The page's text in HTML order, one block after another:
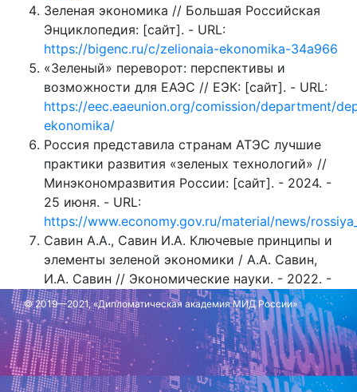
Зеленая экономика // Большая Российская
Энциклопедия: [сайт]. - URL:
https://bigenc.ru/c/zelionaia-ekonomika-34a966
«Зеленый» переворот: перспективы и
возможности для ЕАЭС // ЕЭК: [сайт]. - URL:
https://eec.eaeunion.org/comission/department/
ekonomika/
Россия представила странам АТЭС лучшие
практики развития «зеленых технологий» //
Минэкономразвития России: [сайт]. - 2024. -
25 июня. - URL:
https://www.economy.gov.ru/material/news/
Савин А.А., Савин И.А. Ключевые принципы и
элементы зеленой экономики / А.А. Савин,
И.А. Савин // Экономические науки. - 2022. -
№9 (214). - С. 184-187. - Текст:
непосредственный
Обновлено: 20 ноября 2025 г.
© 2019—2021, «Дипломатическая академия МИД России»